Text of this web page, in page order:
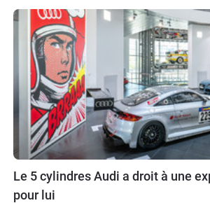
Le 5 cylindres Audi a droit à une
pour lui